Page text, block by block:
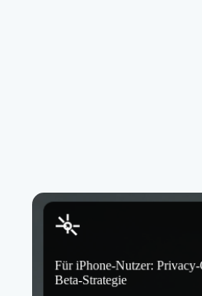
Für iPhone-Nutzer:
Beta-Strategie